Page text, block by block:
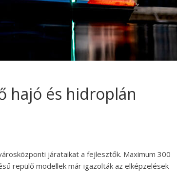
hajó és hidroplán
járataikat a fejlesztők. Maximum 300
repülő modellek már igazolták az elképzelések